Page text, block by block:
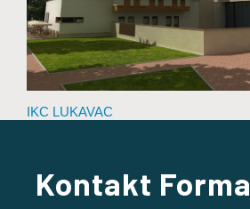
IKC LUKAVAC
Kontakt Forma